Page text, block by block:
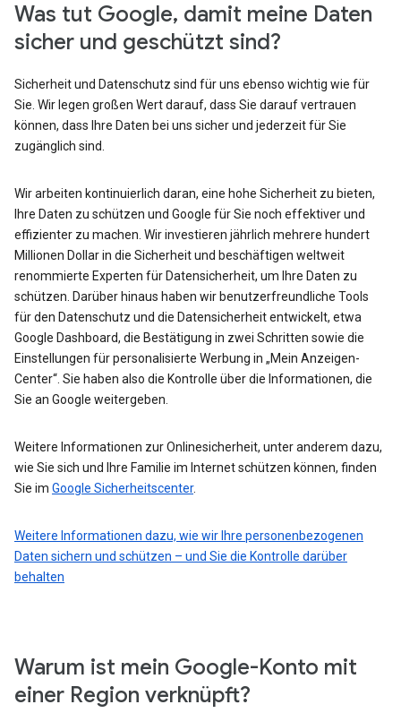
Was tut Google, damit meine Daten
sicher und geschützt sind?
Sicherheit und Datenschutz sind für uns ebenso wichtig wie für
Sie. Wir legen großen Wert darauf, dass Sie darauf vertrauen
können, dass Ihre Daten bei uns sicher und jederzeit für Sie
zugänglich sind.
Wir arbeiten kontinuierlich daran, eine hohe Sicherheit zu bieten,
Ihre Daten zu schützen und Google für Sie noch effektiver und
effizienter zu machen. Wir investieren jährlich mehrere hundert
Millionen Dollar in die Sicherheit und beschäftigen weltweit
renommierte Experten für Datensicherheit, um Ihre Daten zu
schützen. Darüber hinaus haben wir benutzerfreundliche Tools
für den Datenschutz und die Datensicherheit entwickelt, etwa
Google Dashboard, die Bestätigung in zwei Schritten sowie die
Einstellungen für personalisierte Werbung in „Mein Anzeigen-
Center“. Sie haben also die Kontrolle über die Informationen, die
Sie an Google weitergeben.
Weitere Informationen zur Onlinesicherheit, unter anderem dazu,
wie Sie sich und Ihre Familie im Internet schützen können, finden
Sie im Google Sicherheitscenter.
Weitere Informationen dazu, wie wir Ihre personenbezogenen
Daten sichern und schützen – und Sie die Kontrolle darüber
behalten
Warum ist mein Google-Konto mit
einer Region verknüpft?